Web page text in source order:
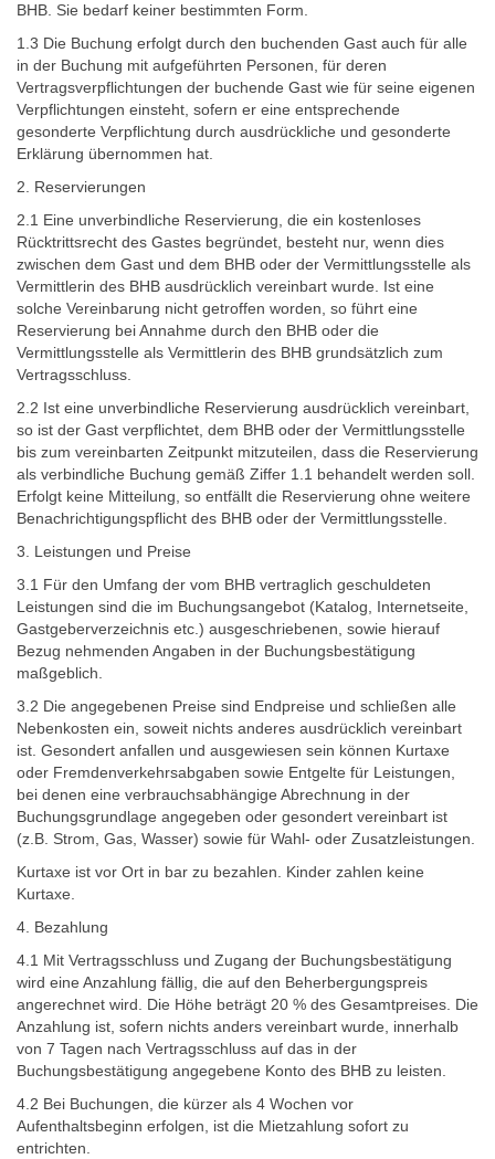
BHB. Sie bedarf keiner bestimmten Form.
1.3 Die Buchung erfolgt durch den buchenden Gast auch für alle
in der Buchung mit aufgeführten Personen, für deren
Vertragsverpflichtungen der buchende Gast wie für seine eigenen
Verpflichtungen einsteht, sofern er eine entsprechende
gesonderte Verpflichtung durch ausdrückliche und gesonderte
Erklärung übernommen hat.
2. Reservierungen
2.1 Eine unverbindliche Reservierung, die ein kostenloses
Rücktrittsrecht des Gastes begründet, besteht nur, wenn dies
zwischen dem Gast und dem BHB oder der Vermittlungsstelle als
Vermittlerin des BHB ausdrücklich vereinbart wurde. Ist eine
solche Vereinbarung nicht getroffen worden, so führt eine
Reservierung bei Annahme durch den BHB oder die
Vermittlungsstelle als Vermittlerin des BHB grundsätzlich zum
Vertragsschluss.
2.2 Ist eine unverbindliche Reservierung ausdrücklich vereinbart,
so ist der Gast verpflichtet, dem BHB oder der Vermittlungsstelle
bis zum vereinbarten Zeitpunkt mitzuteilen, dass die Reservierung
als verbindliche Buchung gemäß Ziffer 1.1 behandelt werden soll.
Erfolgt keine Mitteilung, so entfällt die Reservierung ohne weitere
Benachrichtigungspflicht des BHB oder der Vermittlungsstelle.
3. Leistungen und Preise
3.1 Für den Umfang der vom BHB vertraglich geschuldeten
Leistungen sind die im Buchungsangebot (Katalog, Internetseite,
Gastgeberverzeichnis etc.) ausgeschriebenen, sowie hierauf
Bezug nehmenden Angaben in der Buchungsbestätigung
maßgeblich.
3.2 Die angegebenen Preise sind Endpreise und schließen alle
Nebenkosten ein, soweit nichts anderes ausdrücklich vereinbart
ist. Gesondert anfallen und ausgewiesen sein können Kurtaxe
oder Fremdenverkehrsabgaben sowie Entgelte für Leistungen,
bei denen eine verbrauchsabhängige Abrechnung in der
Buchungsgrundlage angegeben oder gesondert vereinbart ist
(z.B. Strom, Gas, Wasser) sowie für Wahl- oder Zusatzleistungen.
Kurtaxe ist vor Ort in bar zu bezahlen. Kinder zahlen keine
Kurtaxe.
4. Bezahlung
4.1 Mit Vertragsschluss und Zugang der Buchungsbestätigung
wird eine Anzahlung fällig, die auf den Beherbergungspreis
angerechnet wird. Die Höhe beträgt 20 % des Gesamtpreises. Die
Anzahlung ist, sofern nichts anders vereinbart wurde, innerhalb
von 7 Tagen nach Vertragsschluss auf das in der
Buchungsbestätigung angegebene Konto des BHB zu leisten.
4.2 Bei Buchungen, die kürzer als 4 Wochen vor
Aufenthaltsbeginn erfolgen, ist die Mietzahlung sofort zu
entrichten.